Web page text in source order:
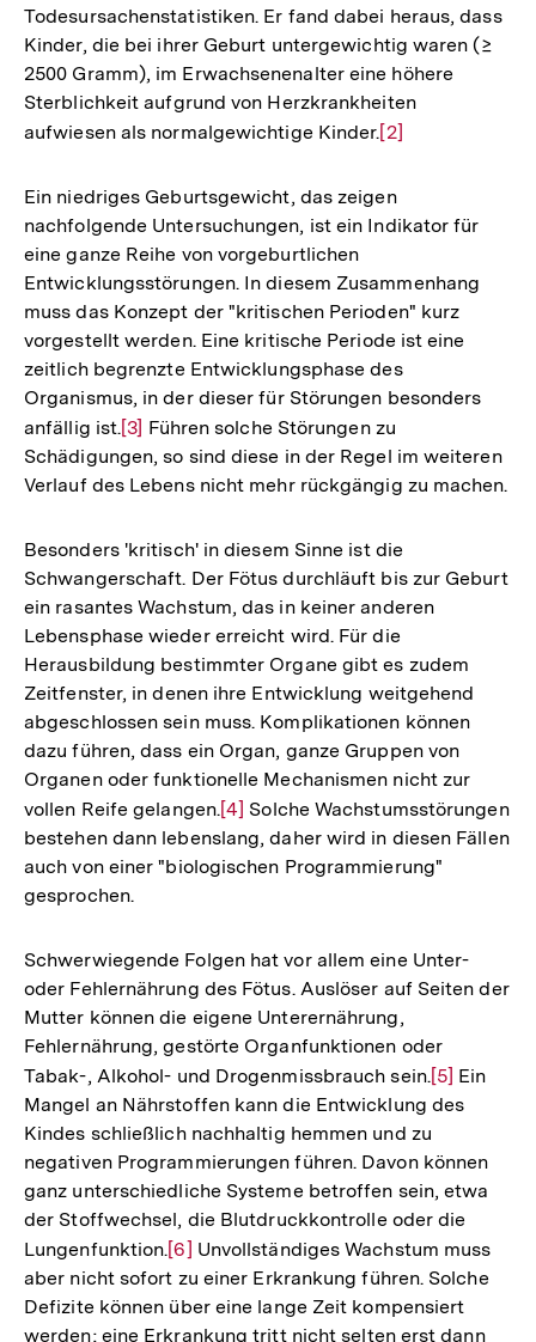
Todesursachenstatistiken. Er fand dabei heraus, dass
Kinder, die bei ihrer Geburt untergewichtig waren (≥
2500 Gramm), im Erwachsenenalter eine höhere
Sterblichkeit aufgrund von Herzkrankheiten
aufwiesen als normalgewichtige Kinder.Zur
der
Fußnote
[2]
Ein niedriges Geburtsgewicht, das zeigen
nachfolgende Untersuchungen, ist ein Indikator für
eine ganze Reihe von vorgeburtlichen
Entwicklungsstörungen. In diesem Zusammenhang
muss das Konzept der "kritischen Perioden" kurz
vorgestellt werden. Eine kritische Periode ist eine
zeitlich begrenzte Entwicklungsphase des
Organismus, in der dieser für Störungen besonders
anfällig ist.Zur
Auflösung
der
[3] Führen solche Störungen zu
Schädigungen, so sind diese in der Regel im weiteren
Verlauf des Lebens nicht mehr rückgängig zu machen.
Besonders 'kritisch' in diesem Sinne ist die
Schwangerschaft. Der Fötus durchläuft bis zur Geburt
ein rasantes Wachstum, das in keiner anderen
Lebensphase wieder erreicht wird. Für die
Herausbildung bestimmter Organe gibt es zudem
Zeitfenster, in denen ihre Entwicklung weitgehend
abgeschlossen sein muss. Komplikationen können
dazu führen, dass ein Organ, ganze Gruppen von
Organen oder funktionelle Mechanismen nicht zur
vollen Reife gelangen.Zur
Auflösung
der
[4] Solche Wachstumsstörungen
bestehen dann lebenslang, daher wird in diesen Fällen
auch von einer "biologischen Programmierung"
gesprochen.
Schwerwiegende Folgen hat vor allem eine Unter-
oder Fehlernährung des Fötus. Auslöser auf Seiten der
Mutter können die eigene Unterernährung,
Fehlernährung, gestörte Organfunktionen oder
Tabak-, Alkohol- und Drogenmissbrauch sein.Zur
Auflösung
der
Fußnote
[5] Ein
Mangel an Nährstoffen kann die Entwicklung des
Kindes schließlich nachhaltig hemmen und zu
negativen Programmierungen führen. Davon können
ganz unterschiedliche Systeme betroffen sein, etwa
der Stoffwechsel, die Blutdruckkontrolle oder die
Lungenfunktion.Zur
Auflösung
der
[6] Unvollständiges Wachstum muss
aber nicht sofort zu einer Erkrankung führen. Solche
Defizite können über eine lange Zeit kompensiert
werden; eine Erkrankung tritt nicht selten erst dann